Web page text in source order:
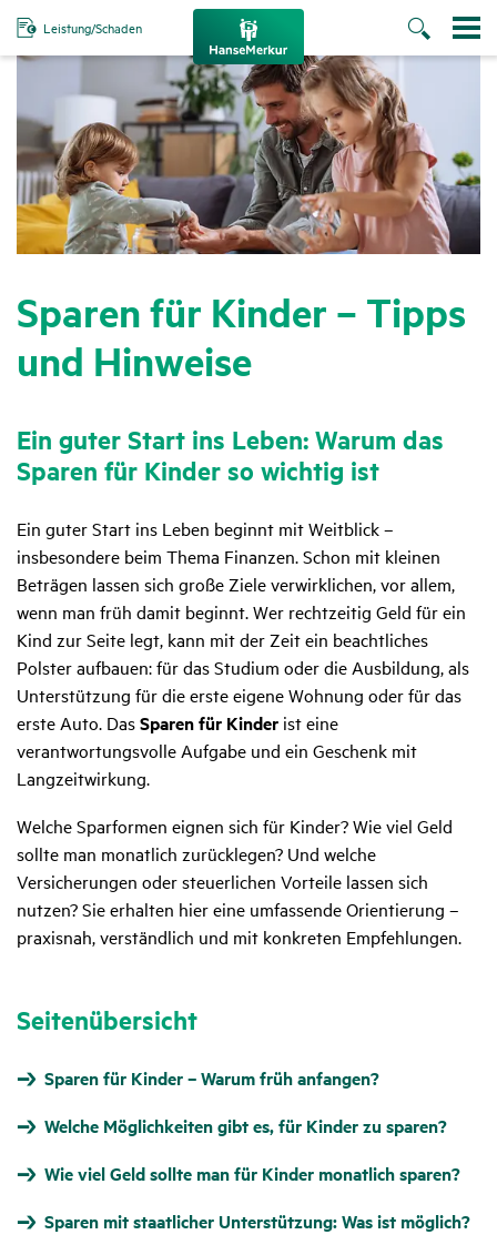
Leistung/Schaden
Sparen für Kinder – Tipps
und Hinweise
Ein guter Start ins Leben: Warum das
Sparen für Kinder so wichtig ist
Ein guter Start ins Leben beginnt mit Weitblick –
insbesondere beim Thema Finanzen. Schon mit kleinen
Beträgen lassen sich große Ziele verwirklichen, vor allem,
wenn man früh damit beginnt. Wer rechtzeitig Geld für ein
Kind zur Seite legt, kann mit der Zeit ein beachtliches
Polster aufbauen: für das Studium oder die Ausbildung, als
Unterstützung für die erste eigene Wohnung oder für das
erste Auto. DasSparen für Kinder ist eine
verantwortungsvolle Aufgabe und ein Geschenk mit
Langzeitwirkung.
Welche Sparformen eignen sich für Kinder? Wie viel Geld
sollte man monatlich zurücklegen? Und welche
Versicherungen oder steuerlichen Vorteile lassen sich
nutzen? Sie erhalten hier eine umfassende Orientierung –
praxisnah, verständlich und mit konkreten Empfehlungen.
Seitenübersicht
Sparen für Kinder – Warum früh anfangen?
Welche Möglichkeiten gibt es, für Kinder zu sparen?
Wie viel Geld sollte man für Kinder monatlich sparen?
Sparen mit staatlicher Unterstützung: Was ist möglich?